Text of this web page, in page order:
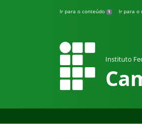
Ir para o conteúdo 1 Ir para o
Instituto